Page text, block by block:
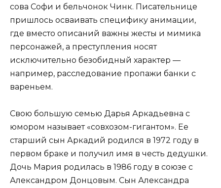
сова Софи и бельчонок Чинк. Писательнице
пришлось осваивать специфику анимации,
где вместо описаний важны жесты и мимика
персонажей, а преступления носят
исключительно безобидный характер —
например, расследование пропажи банки с
вареньем.
Свою большую семью Дарья Аркадьевна с
юмором называет «совхозом-гигантом». Ее
старший сын Аркадий родился в 1972 году в
первом браке и получил имя в честь дедушки.
Дочь Мария родилась в 1986 году в союзе с
Александром Донцовым. Сын Александра